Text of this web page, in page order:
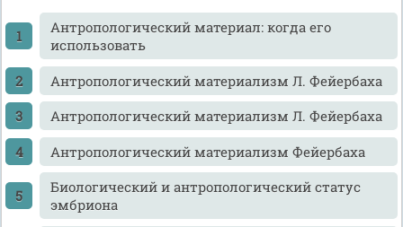
Антропологический материал: когда его
использовать
Антропологический материализм Л. Фейербаха
Антропологический материализм Л. Фейербаха
Антропологический материализм Фейербаха
Биологический и антропологический статус
эмбриона